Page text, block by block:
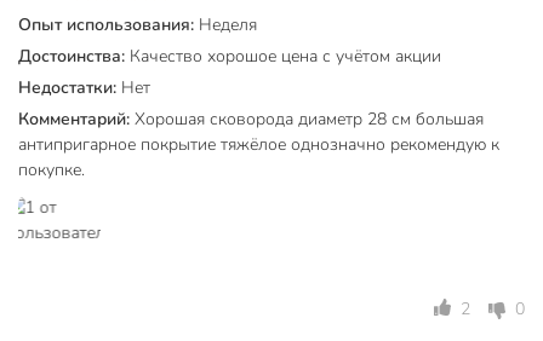
Диаметр по верху — 28 см, диаметр дна — 22 см, высота
борта — 68 мм, толщина дна — 4 мм, литой алюминий,
мраморное покрытие, гарантия — 24 месяца.
Техническая информация
Вес, кг
1.11 кг
Диаметр, см
Опыт использования: Неделя
Достоинства: Качество хорошое цена с учётом акции
Недостатки: Нет
Комментарий: Хорошая сковорода диаметр 28 см большая
антипригарное покрытие тяжёлое однозначно рекомендую к
покупке.
2 0